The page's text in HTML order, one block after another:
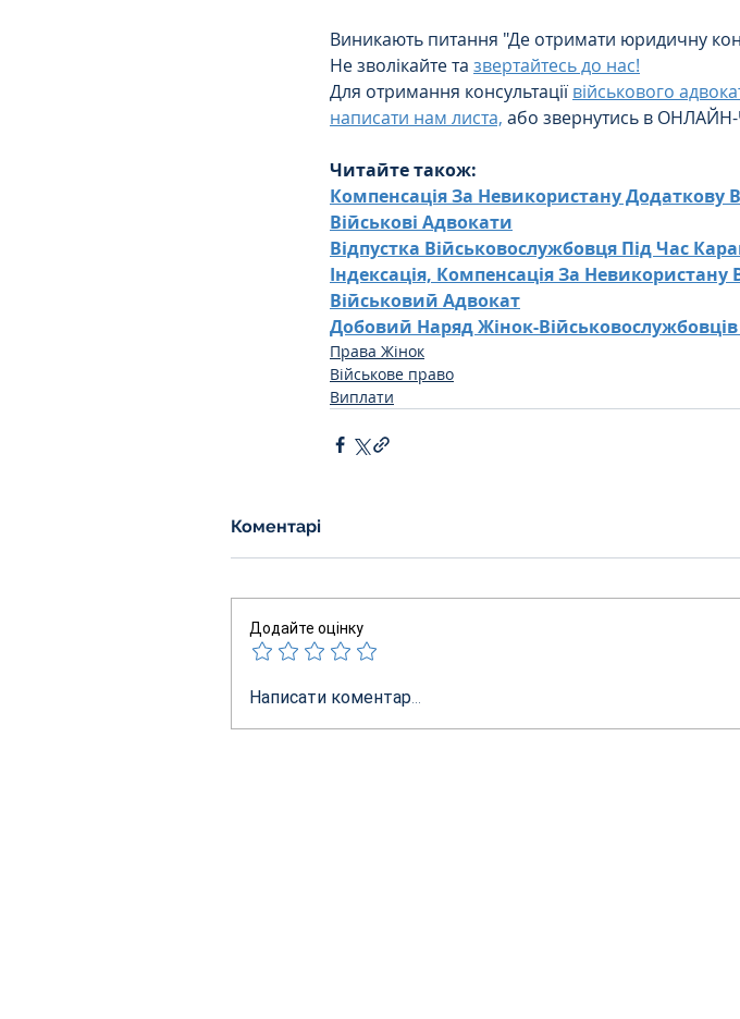
Виникають питання "Де отримати юридичну
Не зволікайте та звертайтесь до нас!
Для отримання консультації військового
написати нам листа, або звернутись в ОНЛАЙН-
Читайте також:
Компенсація За Невикористану Додаткову
Військові Адвокати
Відпустка Військовослужбовця Під Час
Індексація, Компенсація За
Військовий Адвокат
Добовий Наряд Жінок-
Права Жінок
Військове право
Виплати
Коментарі
Додайте оцінку
Написати коментар...